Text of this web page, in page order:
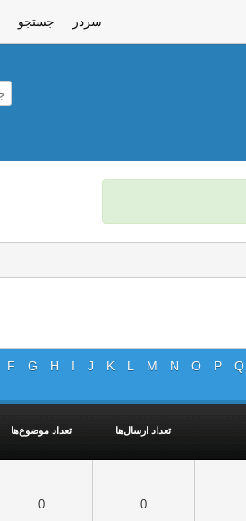
سردر جستجو
F G H I J K L M N O P Q
تعداد ارسال‌ها تعداد موضوع‌ها
0
0